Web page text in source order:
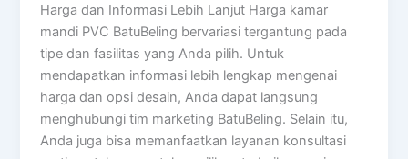
Harga dan Informasi Lebih Lanjut Harga kamar
mandi PVC BatuBeling bervariasi tergantung pada
tipe dan fasilitas yang Anda pilih. Untuk
mendapatkan informasi lebih lengkap mengenai
harga dan opsi desain, Anda dapat langsung
menghubungi tim marketing BatuBeling. Selain itu,
Anda juga bisa memanfaatkan layanan konsultasi